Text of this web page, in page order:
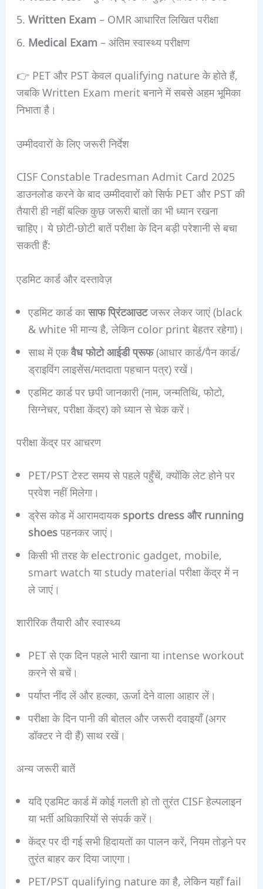
Written Exam – OMR आधारित लिखित परीक्षा
Medical Exam – अंतिम स्वास्थ्य परीक्षण
👉 PET और PST केवल qualifying nature के होते हैं,
जबकि Written Exam merit बनाने में सबसे अहम भूमिका
निभाता है।
उम्मीदवारों के लिए जरूरी निर्देश
CISF Constable Tradesman Admit Card 2025
डाउनलोड करने के बाद उम्मीदवारों को सिर्फ PET और PST की
तैयारी ही नहीं बल्कि कुछ जरूरी बातों का भी ध्यान रखना
चाहिए। ये छोटी-छोटी बातें परीक्षा के दिन बड़ी परेशानी से बचा
सकती हैं:
एडमिट कार्ड और दस्तावेज़
एडमिट कार्ड कासाफ प्रिंटआउटजरूर लेकर जाएं (black
& white भी मान्य है, लेकिन color print बेहतर रहेगा)।
साथ में एकवैध फोटो आईडी प्रूफ(आधार कार्ड/पैन कार्ड/
ड्राइविंग लाइसेंस/मतदाता पहचान पत्र) रखें।
एडमिट कार्ड पर छपी जानकारी (नाम, जन्मतिथि, फोटो,
सिग्नेचर, परीक्षा केंद्र) को ध्यान से चेक करें।
परीक्षा केंद्र पर आचरण
PET/PST टेस्ट समय से पहले पहुँचें, क्योंकि लेट होने पर
प्रवेश नहीं मिलेगा।
ड्रेस कोड में आरामदायकsports dress और running
shoesपहनकर जाएं।
किसी भी तरह के electronic gadget, mobile,
smart watch या study material परीक्षा केंद्र में न
ले जाएं।
शारीरिक तैयारी और स्वास्थ्य
PET से एक दिन पहले भारी खाना या intense workout
करने से बचें।
पर्याप्त नींद लें और हल्का, ऊर्जा देने वाला आहार लें।
परीक्षा के दिन पानी की बोतल और जरूरी दवाइयाँ (अगर
डॉक्टर ने दी हैं) साथ रखें।
अन्य जरूरी बातें
यदि एडमिट कार्ड में कोई गलती हो तो तुरंत CISF हेल्पलाइन
या भर्ती अधिकारियों से संपर्क करें।
केंद्र पर दी गई सभी हिदायतों का पालन करें, नियम तोड़ने पर
तुरंत बाहर कर दिया जाएगा।
PET/PST qualifying nature का है, लेकिन यहाँ fail